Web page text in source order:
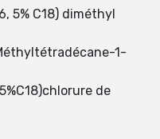
5% C18) diméthyl
1-
de